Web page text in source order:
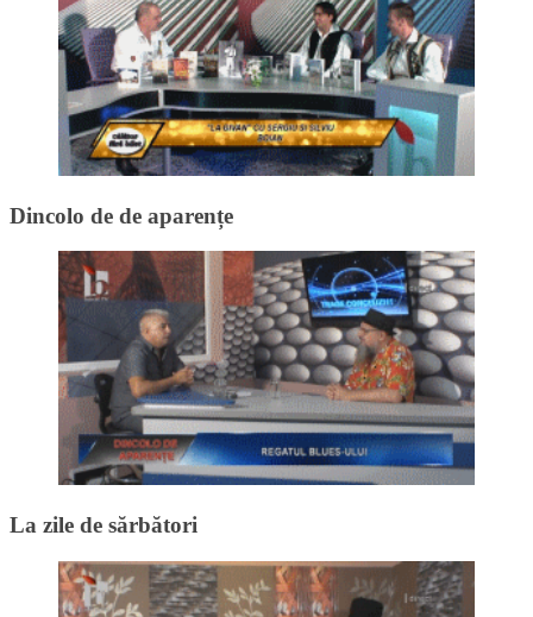
Dincolo de de aparențe
La zile de sărbători